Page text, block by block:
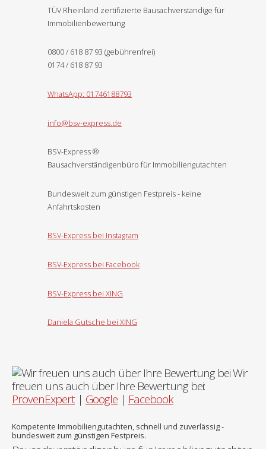
TÜV Rheinland zertifizierte Bausachverständige für
Immobilienbewertung
0800 / 618 87 93 (gebührenfrei)
0174 / 618 87 93
WhatsApp: 01746188793
info@bsv-express.de
BSV-Express®
Bausachverständigenbüro für Immobiliengutachten
Bundesweit zum günstigen Festpreis - keine
Anfahrtskosten
BSV-Express bei Instagram
BSV-Express bei Facebook
BSV-Express bei XING
Daniela Gutsche bei XING
Wir
freuen uns auch über Ihre Bewertung bei:
ProvenExpert| Google | Facebook
Kompetente Immobiliengutachten, schnell und zuverlässig -
bundesweit zum günstigen Festpreis.